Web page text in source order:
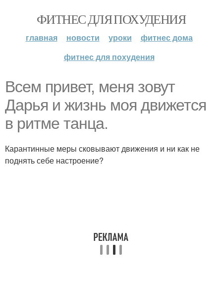
ФИТНЕС ДЛЯ ПОХУДЕНИЯ
главная новости уроки
фитнес дома
фитнес для похудения
Всем привет, меня зовут
Дарья и жизнь моя движется
в ритме танца.
Карантинные меры сковывают движения и ни как не
поднять себе настроение?